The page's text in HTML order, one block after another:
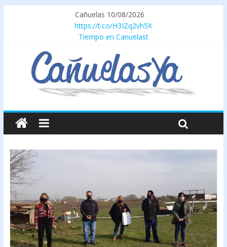
Cañuelas 10/08/2026
https://t.co/H3IZq2vh5X
Tiempo en Canuelast